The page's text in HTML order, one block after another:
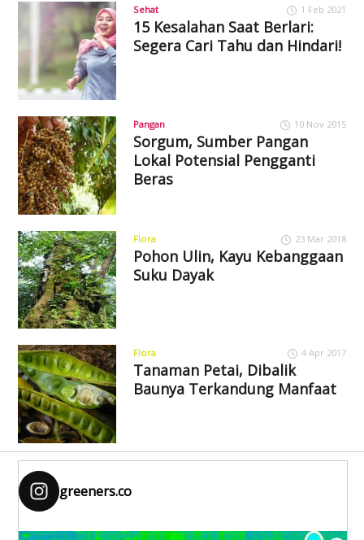
Sehat 1 Feb 2021
15 Kesalahan Saat Berlari:
Segera Cari Tahu dan Hindari!
Pangan 10 Nov 2015
Sorgum, Sumber Pangan
Lokal Potensial Pengganti
Beras
Flora 23 Mar 2018
Pohon Ulin, Kayu Kebanggaan
Suku Dayak
Flora 4 Apr 2017
Tanaman Petai, Dibalik
Baunya Terkandung Manfaat
greeners.co